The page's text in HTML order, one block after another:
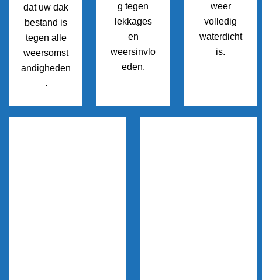
dat uw dak
bestand is
tegen alle
weersomst
andigheden
.
g tegen
lekkages
en
weersinvlo
eden.
weer
volledig
waterdicht
is.